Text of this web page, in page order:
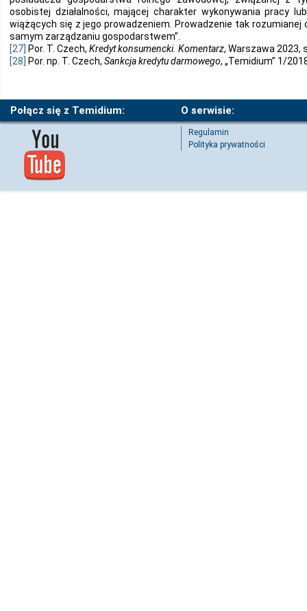
osobistej działalności, mającej charakter wykonywania pracy
wiążących się z jego prowadzeniem. Prowadzenie tak rozumianej
samym zarządzaniu gospodarstwem”.
[27] Por. T. Czech, Kredyt konsumencki. Komentarz, Warszawa 2023,
[28] Por. np. T. Czech, Sankcja kredytu darmowego, „Temidium” 1/
Połącz się z Temidium: O serwisie:
Regulamin
Polityka prywatności